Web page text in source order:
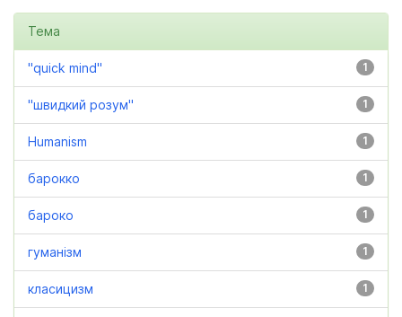
Тема
1
"quick mind"
1
"швидкий розум"
1
Humanism
1
барокко
1
бароко
1
гуманізм
1
класицизм